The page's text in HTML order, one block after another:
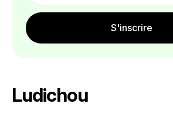
S'inscrire
Ludichou